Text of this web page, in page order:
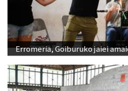
Erromeria, Goiburuko jaiei